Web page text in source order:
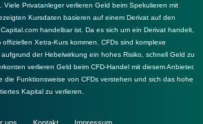
Viele Privatanleger verlieren Geld beim Spekulieren mit
Kursdaten basieren auf einem Derivat auf den
handelbar ist. Da es sich um ein Derivat handelt,
Xetra-Kurs kommen. CFDs sind komplexe
der Hebelwirkung ein hohes Risiko, schnell Geld zu
verlieren Geld beim CFD-Handel mit diesem Anbieter.
die Funktionsweise von CFDs verstehen und sich das hohe
Kapital zu verlieren.